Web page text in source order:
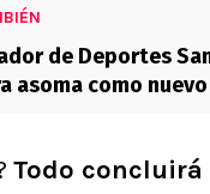
de Deportes
asoma como
Todo concluirá